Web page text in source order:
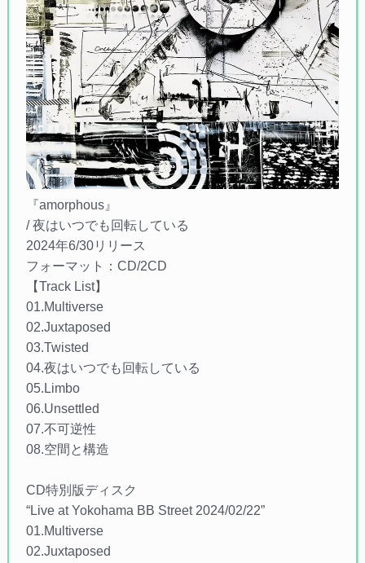
『amorphous』
/ 夜はいつでも回転している
2024年6/30リリース
フォーマット：CD/2CD
【Track List】
01.Multiverse
02.Juxtaposed
03.Twisted
04.夜はいつでも回転している
05.Limbo
06.Unsettled
07.不可逆性
08.空間と構造
CD特別版ディスク
“Live at Yokohama BB Street 2024/02/22”
01.Multiverse
02.Juxtaposed